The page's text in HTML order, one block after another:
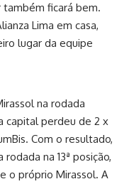
ficará bem.
Lima em casa,
lugar da equipe
na rodada
capital perdeu de 2 x
Com o resultado,
na 13ª posição,
o próprio Mirassol. A